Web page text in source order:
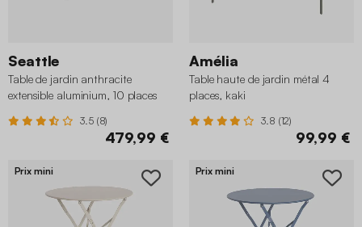
Seattle
Table de jardin anthracite
extensible aluminium, 10 places
3.5 (8)
479,99 €
Amélia
Table haute de jardin métal 4
places, kaki
3.8 (12)
99,99 €
Prix mini Prix mini